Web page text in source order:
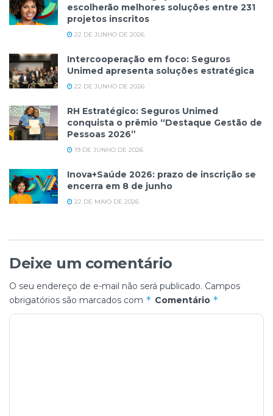
escolherão melhores soluções entre 231
projetos inscritos
22 DE JUNHO DE 2026
Intercooperação em foco: Seguros
Unimed apresenta soluções estratégica
22 DE JUNHO DE 2026
RH Estratégico: Seguros Unimed
conquista o prêmio “Destaque Gestão de
Pessoas 2026”
19 DE JUNHO DE 2026
Inova+Saúde 2026: prazo de inscrição se
encerra em 8 de junho
22 DE MAIO DE 2026
Deixe um comentário
O seu endereço de e-mail não será publicado. Campos
obrigatórios são marcados com * Comentário *